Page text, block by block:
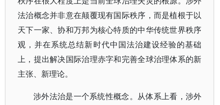
法治概念并非意在颠覆现有国际秩序，而是植根于以
天下一家、协和万邦为核心特质的中华传统世界秩序
观，并在系统总结新时代中国法治建设经验的基础
上，提出解决国际治理赤字和完善全球治理体系的新
主张、新理论。
涉外法治是一个系统性概念。从体系上看，涉外